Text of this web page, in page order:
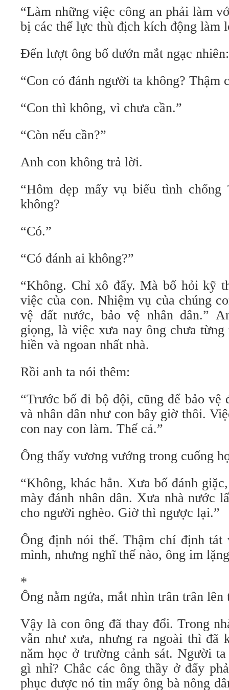
“Làm những việc công an phải làm
bị các thế lực thù địch kích động làm
Đến lượt ông bố dướn mắt ngạc nhiên:
“Con có đánh người ta không? Thậm
“Con thì không, vì chưa cần.”
“Còn nếu cần?”
Anh con không trả lời.
“Hôm dẹp mấy vụ biểu tình chống
không?
“Có.”
“Có đánh ai không?”
“Không. Chỉ xô đẩy. Mà bố hỏi kỹ
việc của con. Nhiệm vụ của chúng
vệ đất nước, bảo vệ nhân dân.”
giọng, là việc xưa nay ông chưa
hiền và ngoan nhất nhà.
Rồi anh ta nói thêm:
“Trước bố đi bộ đội, cũng để bảo vệ
và nhân dân như con bây giờ thôi.
con nay con làm. Thế cả.”
Ông thấy vương vướng trong cuống
“Không, khác hẳn. Xưa bố đánh
mày đánh nhân dân. Xưa nhà nước
cho người nghèo. Giờ thì ngược lại.”
Ông định nói thế. Thậm chí định tát
mình, nhưng nghĩ thế nào, ông im
*
Ông nằm ngửa, mắt nhìn trân trân lên
Vậy là con ông đã thay đổi. Trong
vẫn như xưa, nhưng ra ngoài thì đã
năm học ở trường cảnh sát. Người
gì nhỉ? Chắc các ông thầy ở đấy
phục được nó tin mấy ông bà nông